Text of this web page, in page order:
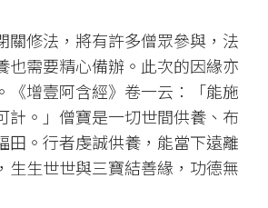
關修法，將有許多僧眾參與，法
也需要精心備辦。此次的因緣亦
《增壹阿含經》卷一云：「能施
計。」僧寶是一切世間供養、布
田。行者虔誠供養，能當下遠離
生生世世與三寶結善緣，功德無